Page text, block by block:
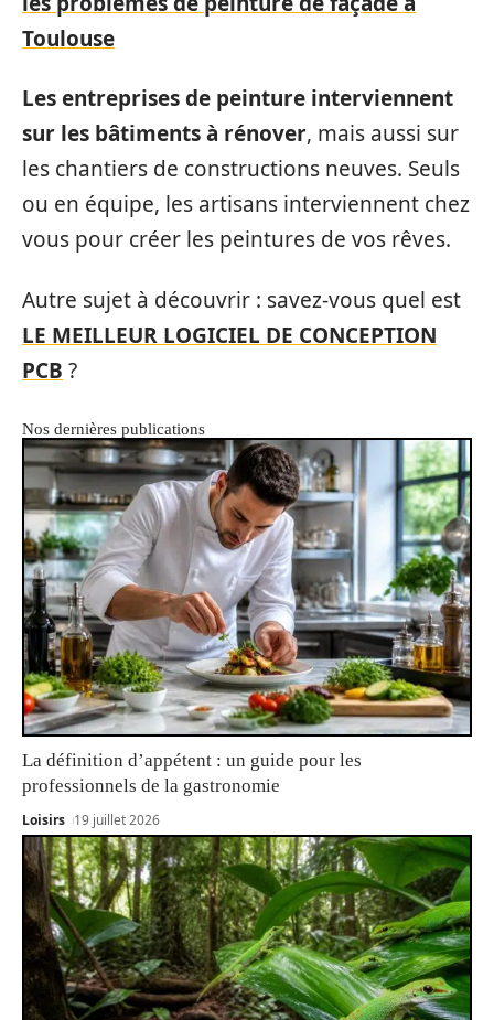
Toulouse
Les entreprises de peinture interviennent
sur les bâtiments à rénover, mais aussi sur
les chantiers de constructions neuves. Seuls
ou en équipe, les artisans interviennent chez
vous pour créer les peintures de vos rêves.
Autre sujet à découvrir : savez-vous quel est
LE MEILLEUR LOGICIEL DE CONCEPTION
PCB ?
Nos dernières publications
La définition d’appétent : un guide pour les
professionnels de la gastronomie
Loisirs 19 juillet 2026